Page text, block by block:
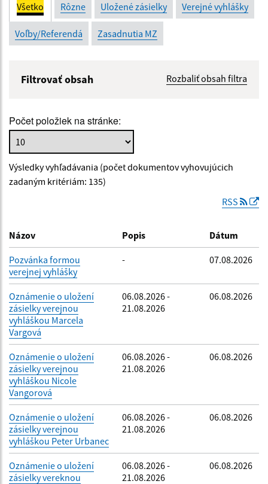
Všetko Rôzne Uložené zásielky Verejné vyhlášky
Voľby/Referendá Zasadnutia MZ
Filtrovať obsah Rozbaliť obsah filtra
Popis:
Dátum zverejnenia od:
Filtrovať
Počet položiek na stránke:
Výsledky vyhľadávania (počet dokumentov vyhovujúcich
zadaným kritériám: 135)
RSS
Názov Popis Dátum
Pozvánka formou
verejnej vyhlášky
- 07.08.2026
Oznámenie o uložení
zásielky verejnou
vyhláškou Marcela
Vargová
06.08.2026 -
21.08.2026
06.08.2026
Oznámenie o uložení
zásielky verejnou
vyhláškou Nicole
Vangorová
06.08.2026 -
21.08.2026
06.08.2026
Oznámenie o uložení
zásielky verejnou
vyhláškou Peter Urbanec
06.08.2026 -
21.08.2026
06.08.2026
Oznámenie o uložení
zásielky vereknou
06.08.2026 -
21.08.2026
06.08.2026